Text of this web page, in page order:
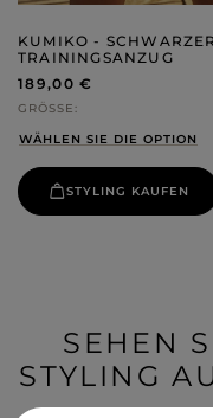
KUMIKO - SCHWARZER
TRAININGSANZUG
189,00 €
GRÖSSE
WÄHLEN SIE DIE OPTION
STYLING KAUFEN
SEHEN
STYLING